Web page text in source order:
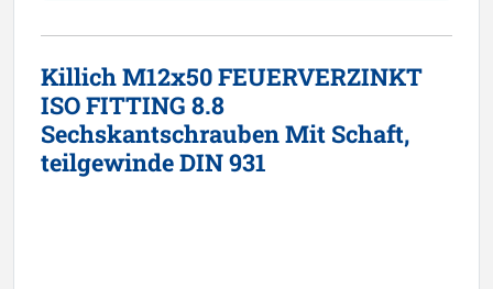
Killich M12x50 FEUERVERZINKT
ISO FITTING 8.8
Sechskantschrauben Mit Schaft,
teilgewinde DIN 931